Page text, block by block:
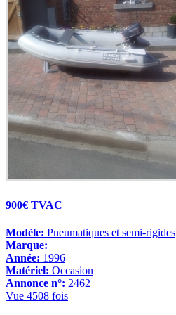
900€ TVAC
Modèle: Pneumatiques et semi-rigides
Marque:
Année: 1996
Matériel: Occasion
Annonce n°: 2462
Vue 4508 fois